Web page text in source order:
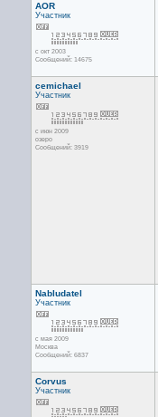
AOR
Участник
с окт 2003
Сообщений: 14675
cemichael
Участник
с июн 2009
озеро
Сообщений: 3919
Nabludatel
Участник
с мая 2009
Москва
Сообщений: 6837
Corvus
Участник